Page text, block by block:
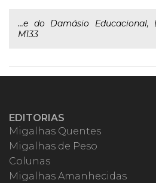
...e do Damásio Educacional,
M133
EDITORIAS
Migalhas Quentes
Migalhas de Peso
Colunas
Migalhas Amanhecidas